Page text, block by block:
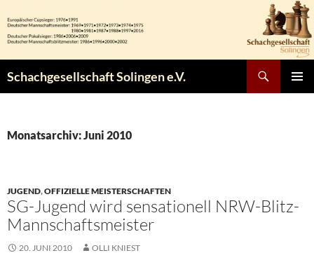
Inhalt
springen
Schachgesellschaft Solingen e.V.
Monatsarchiv: Juni 2010
JUGEND,OFFIZIELLE MEISTERSCHAFTEN
SG-Jugend wird sensationell NRW-Blitz-
Mannschaftsmeister
20. JUNI 2010 OLLI KNIEST